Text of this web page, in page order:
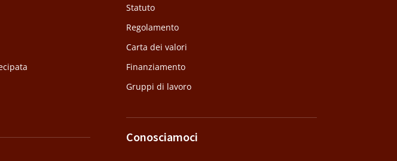
Statuto
Regolamento
Carta dei valori
Finanziamento
Gruppi di lavoro
Conosciamoci